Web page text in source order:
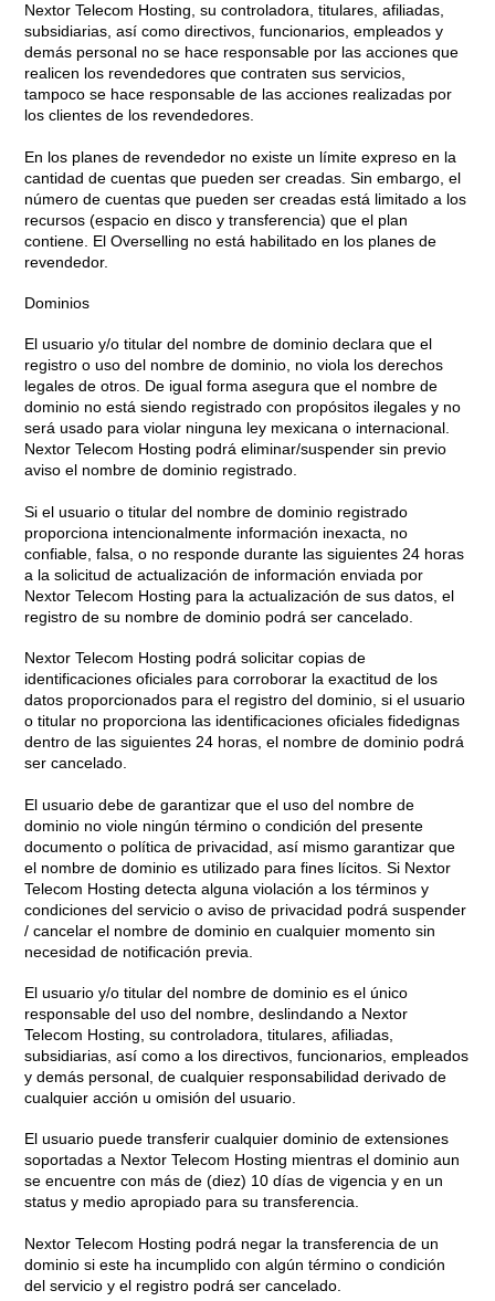
Nextor Telecom Hosting, su controladora, titulares, afiliadas,
subsidiarias, así como directivos, funcionarios, empleados y
demás personal no se hace responsable por las acciones que
realicen los revendedores que contraten sus servicios,
tampoco se hace responsable de las acciones realizadas por
los clientes de los revendedores.
En los planes de revendedor no existe un límite expreso en la
cantidad de cuentas que pueden ser creadas. Sin embargo, el
número de cuentas que pueden ser creadas está limitado a los
recursos (espacio en disco y transferencia) que el plan
contiene. El Overselling no está habilitado en los planes de
revendedor.
Dominios
El usuario y/o titular del nombre de dominio declara que el
registro o uso del nombre de dominio, no viola los derechos
legales de otros. De igual forma asegura que el nombre de
dominio no está siendo registrado con propósitos ilegales y no
será usado para violar ninguna ley mexicana o internacional.
Nextor Telecom Hosting podrá eliminar/suspender sin previo
aviso el nombre de dominio registrado.
Si el usuario o titular del nombre de dominio registrado
proporciona intencionalmente información inexacta, no
confiable, falsa, o no responde durante las siguientes 24 horas
a la solicitud de actualización de información enviada por
Nextor Telecom Hosting para la actualización de sus datos, el
registro de su nombre de dominio podrá ser cancelado.
Nextor Telecom Hosting podrá solicitar copias de
identificaciones oficiales para corroborar la exactitud de los
datos proporcionados para el registro del dominio, si el usuario
o titular no proporciona las identificaciones oficiales fidedignas
dentro de las siguientes 24 horas, el nombre de dominio podrá
ser cancelado.
El usuario debe de garantizar que el uso del nombre de
dominio no viole ningún término o condición del presente
documento o política de privacidad, así mismo garantizar que
el nombre de dominio es utilizado para fines lícitos. Si Nextor
Telecom Hosting detecta alguna violación a los términos y
condiciones del servicio o aviso de privacidad podrá suspender
/ cancelar el nombre de dominio en cualquier momento sin
necesidad de notificación previa.
El usuario y/o titular del nombre de dominio es el único
responsable del uso del nombre, deslindando a Nextor
Telecom Hosting, su controladora, titulares, afiliadas,
subsidiarias, así como a los directivos, funcionarios, empleados
y demás personal, de cualquier responsabilidad derivado de
cualquier acción u omisión del usuario.
El usuario puede transferir cualquier dominio de extensiones
soportadas a Nextor Telecom Hosting mientras el dominio aun
se encuentre con más de (diez) 10 días de vigencia y en un
status y medio apropiado para su transferencia.
Nextor Telecom Hosting podrá negar la transferencia de un
dominio si este ha incumplido con algún término o condición
del servicio y el registro podrá ser cancelado.